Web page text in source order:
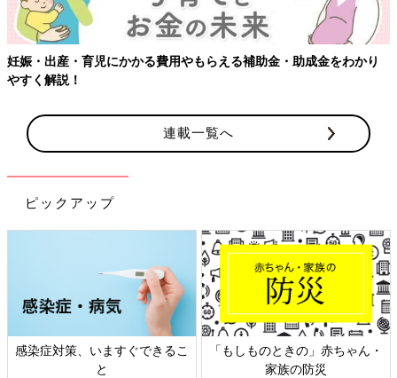
【ワクチン接種できるものも】妊婦の感染症対策、知っておいて
連載一覧へ
ピックアップ
ん・
日本外来小児科学会リーフレッ
六星占術 細木かおりさんの
相談